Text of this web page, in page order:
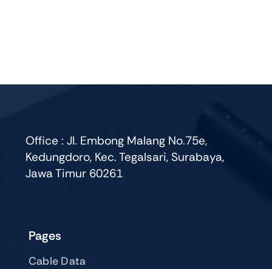
Office : Jl. Embong Malang No.75e,
Kedungdoro, Kec. Tegalsari, Surabaya,
Jawa Timur 60261
Pages
Cable Data